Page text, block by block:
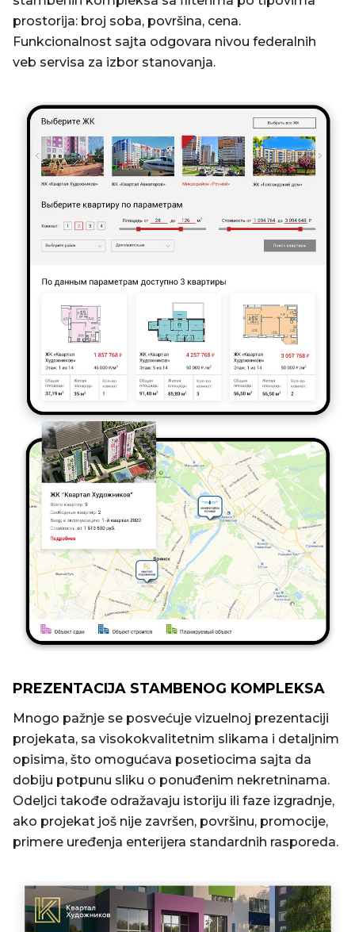
prostorija: broj soba, površina, cena.
Funkcionalnost sajta odgovara nivou federalnih
veb servisa za izbor stanovanja.
PREZENTACIJA STAMBENOG KOMPLEKSA
Mnogo pažnje se posvećuje vizuelnoj prezentaciji
projekata, sa visokokvalitetnim slikama i detaljnim
opisima, što omogućava posetiocima sajta da
dobiju potpunu sliku o ponuđenim nekretninama.
Odeljci takođe odražavaju istoriju ili faze izgradnje,
ako projekat još nije završen, površinu, promocije,
primere uređenja enterijera standardnih rasporeda.